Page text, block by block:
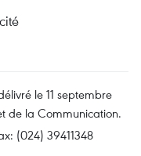
le 11 septembre
de la Communication.
(024) 39411348